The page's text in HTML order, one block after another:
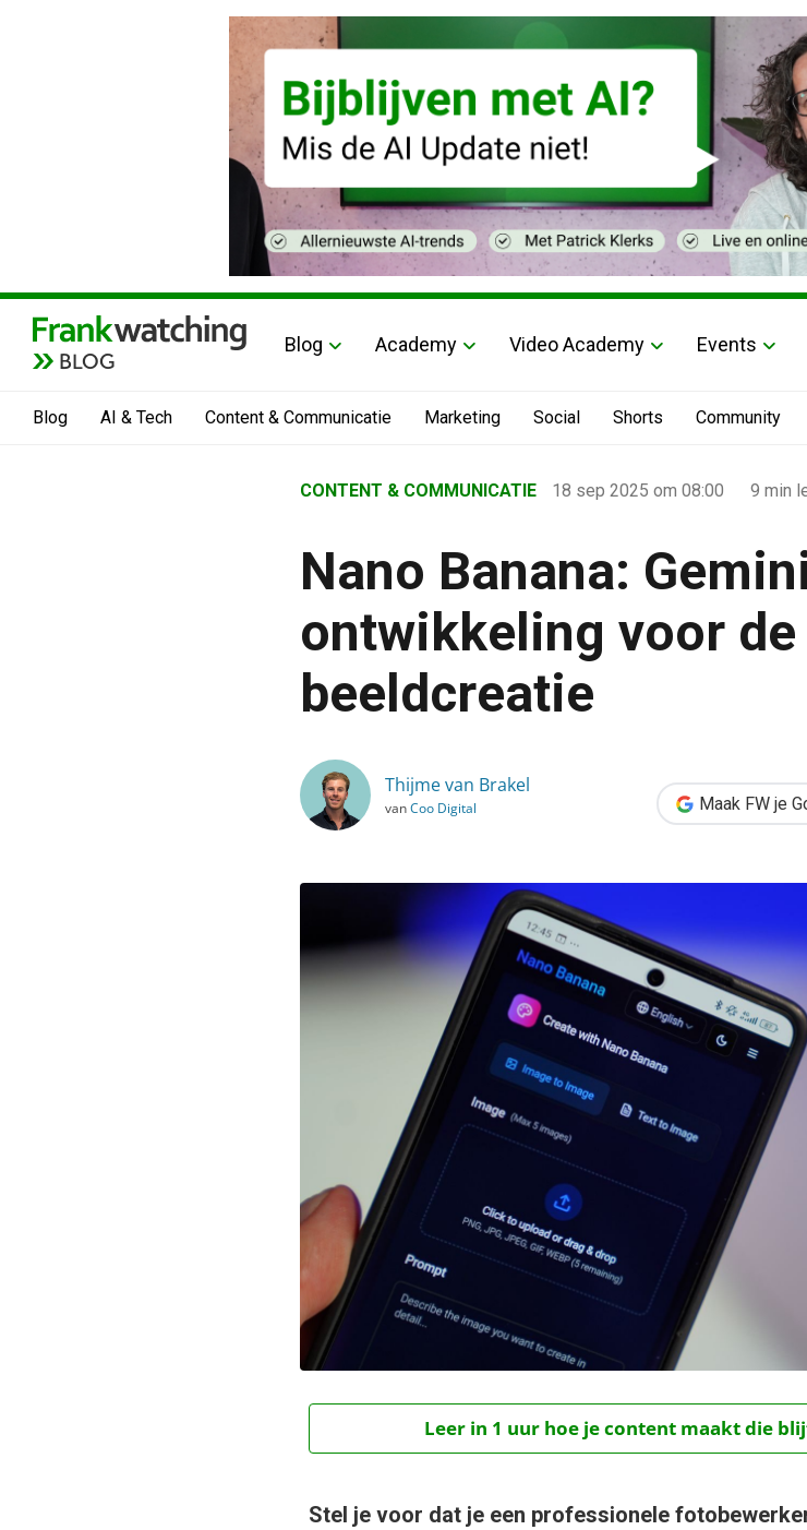
BLOG
Blog Academy Video Academy Events
Blog AI & Tech Content & Communicatie Marketing Social Shorts Community
›
Content & Communicatie
›
Nano Banana: Gemini’s nieuwste ontwikkeling voor de toekomst
CONTENT & COMMUNICATIE 18 sep 2025 om 08:00 9 min
Nano Banana:
ontwikkeling voor
beeldcreatie
Thijme van Brakel
vanCoo Digital Maak FW je
Leer in 1 uur hoe je content maakt die
Stel je voor dat je een professionele